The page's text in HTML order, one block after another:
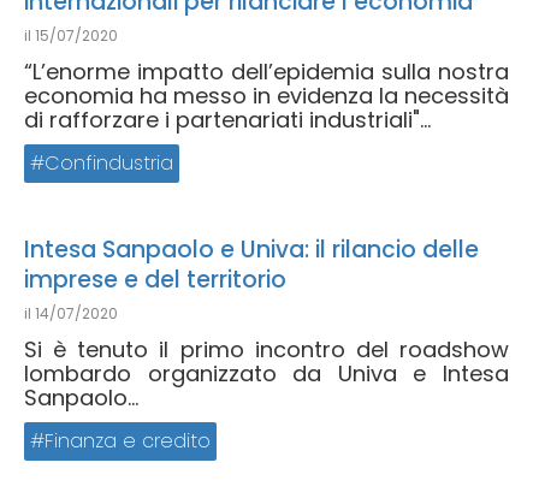
il 15/07/2020
“L’enorme impatto dell’epidemia sulla nostra
economia ha messo in evidenza la necessità
di rafforzare i partenariati industriali"...
Confindustria
Intesa Sanpaolo e Univa: il rilancio delle
imprese e del territorio
il 14/07/2020
Si è tenuto il primo incontro del roadshow
lombardo organizzato da Univa e Intesa
Sanpaolo...
Finanza e credito